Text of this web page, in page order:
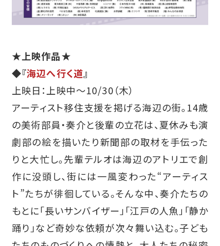
★上映作品★
◆『海辺へ行く道』
上映日：上映中～10/30（木）
アーティスト移住支援を掲げる海辺の街。14歳
の美術部員・奏介と後輩の立花は、夏休みも演
劇部の絵を描いたり新聞部の取材を手伝った
りと大忙し。先輩テルオは海辺のアトリエで創
作に没頭し、街には一風変わった“アーティス
ト”たちが徘徊している。そんな中、奏介たちの
もとに「長いサンバイザー」「江戸の人魚」「静か
踊り」など奇妙な依頼が次々舞い込む。子ども